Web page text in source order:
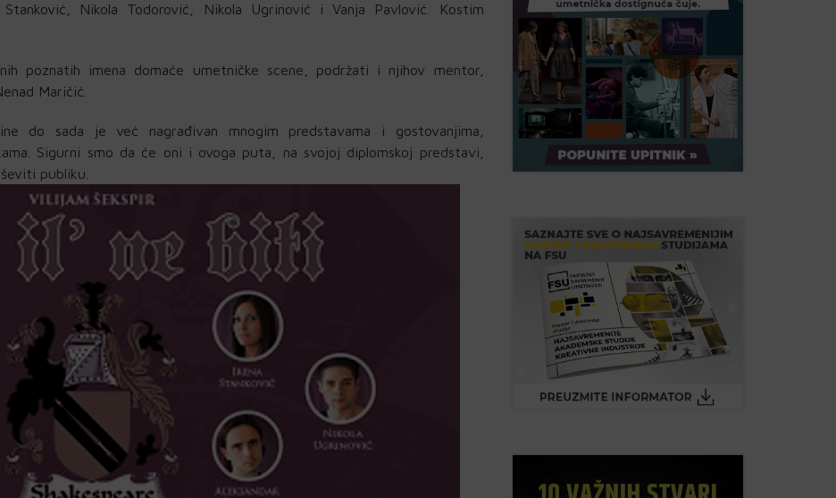
Nikola Todorović, Nikola Ugrinović i Vanja Pavlović. Kostim
poznatih imena domaće umetničke scene, podržati i njihov mentor,
Maričić.
do sada je već nagrađivan mnogim predstavama i gostovanjima,
Sigurni smo da će oni i ovoga puta, na svojoj diplomskoj predstavi,
publiku.